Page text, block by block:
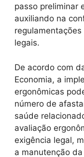
passo preliminar
auxiliando na
legais.
De acordo com
Economia, a
ergonômicas
número de
saúde
avaliação
exigência legal,
a manutenção